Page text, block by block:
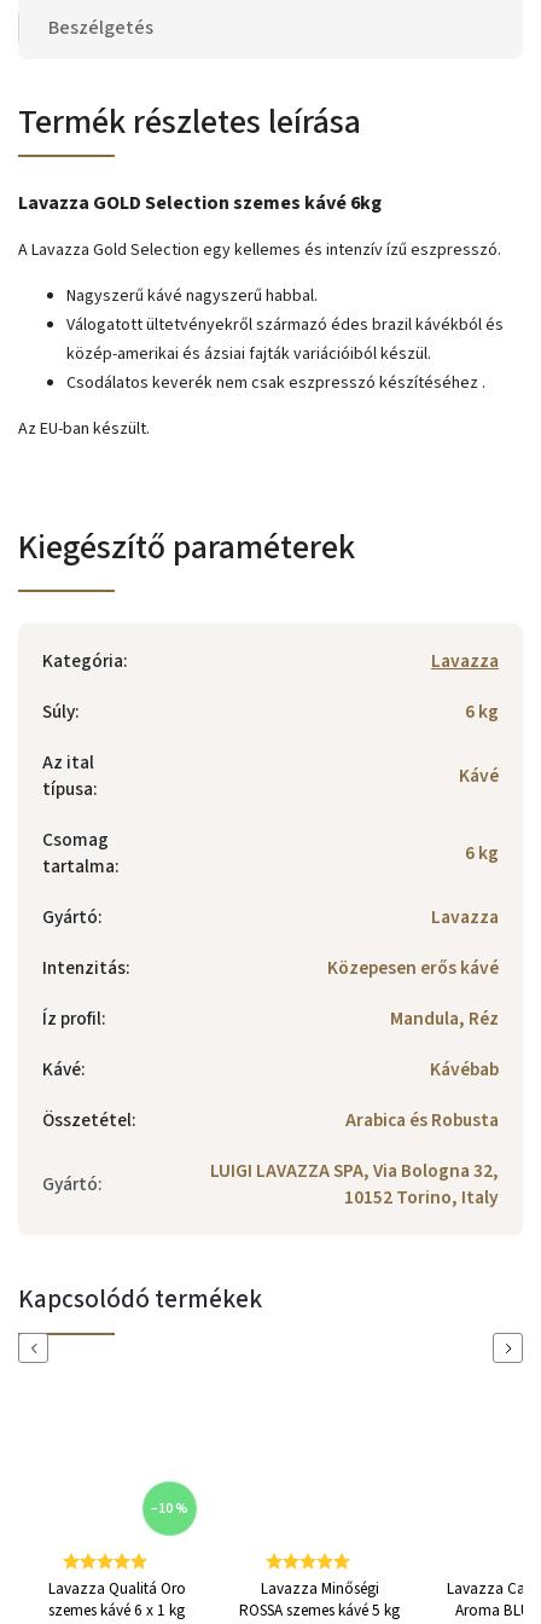
Beszélgetés
Termék részletes leírása
Lavazza GOLD Selection szemes kávé 6kg
A Lavazza Gold Selection egy kellemes és intenzív ízű eszpresszó.
Nagyszerű kávé nagyszerű habbal.
Válogatott ültetvényekről származó édes brazil kávékból és
közép-amerikai és ázsiai fajták variációiból készül.
Csodálatos keverék nem csak eszpresszó készítéséhez .
Az EU-ban készült.
Kiegészítő paraméterek
Kategória:
Lavazza
Súly:
6 kg
Az ital
típusa: Kávé
Csomag
tartalma: 6 kg
Gyártó:
Lavazza
Intenzitás:
Közepesen erős kávé
Íz profil:
Mandula, Réz
Kávé:
Kávébab
Összetétel: Arabica és Robusta
Gyártó:
LUIGI LAVAZZA SPA, Via Bologna 32,
10152 Torino, Italy
Kapcsolódó termékek
Previous
–10 %
Lavazza Qualitá Oro
szemes kávé 6 x 1 kg
Lavazza Minőségi
ROSSA szemes kávé 5 kg
Lavazza
Aroma
Next